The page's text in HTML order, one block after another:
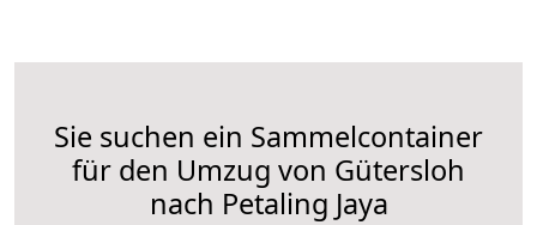
Sie suchen ein Sammelcontainer
für den Umzug von Gütersloh
nach Petaling Jaya